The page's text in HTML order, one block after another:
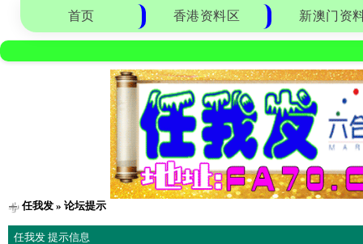
首页 香港资料区 新澳门资
任我发» 论坛提示
任我发 提示信息